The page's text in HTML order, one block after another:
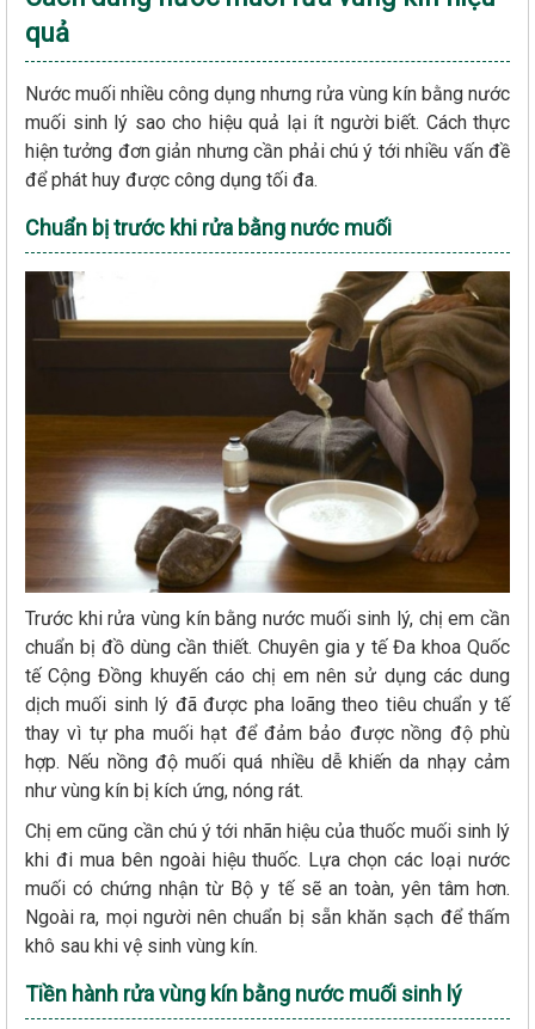
quả
Nước muối nhiều công dụng nhưng rửa vùng kín bằng nước
muối sinh lý sao cho hiệu quả lại ít người biết. Cách thực
hiện tưởng đơn giản nhưng cần phải chú ý tới nhiều vấn đề
để phát huy được công dụng tối đa.
Chuẩn bị trước khi rửa bằng nước muối
Trước khi rửa vùng kín bằng nước muối sinh lý, chị em cần
chuẩn bị đồ dùng cần thiết. Chuyên gia y tế Đa khoa Quốc
tế Cộng Đồng khuyến cáo chị em nên sử dụng các dung
dịch muối sinh lý đã được pha loãng theo tiêu chuẩn y tế
thay vì tự pha muối hạt để đảm bảo được nồng độ phù
hợp. Nếu nồng độ muối quá nhiều dễ khiến da nhạy cảm
như vùng kín bị kích ứng, nóng rát.
Chị em cũng cần chú ý tới nhãn hiệu của thuốc muối sinh lý
khi đi mua bên ngoài hiệu thuốc. Lựa chọn các loại nước
muối có chứng nhận từ Bộ y tế sẽ an toàn, yên tâm hơn.
Ngoài ra, mọi người nên chuẩn bị sẵn khăn sạch để thấm
khô sau khi vệ sinh vùng kín.
Tiền hành rửa vùng kín bằng nước muối sinh lý